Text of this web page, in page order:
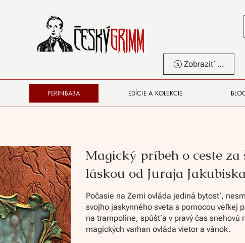
Zobraziť body
PERINBABA EDÍCIE A KOLEKCIE
Magický príbeh o ceste za
láskou od Juraja
Počasie na Zemi ovláda jediná bytosť,
svojho jaskynného sveta s pomocou veľkej
na trampolíne, spúšťa v pravý čas snehovú
magických varhan ovláda vietor a vánok.